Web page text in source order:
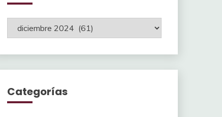
Archivos
Categorías